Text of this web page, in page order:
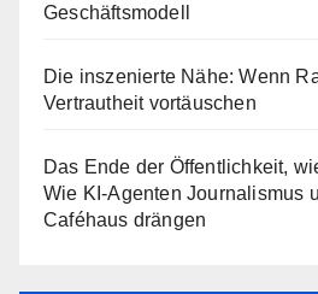
Geschäftsmodell
Die inszenierte Nähe: Wenn
Vertrautheit vortäuschen
Das Ende der Öffentlichkeit,
Wie KI-Agenten Journalismus
Caféhaus drängen